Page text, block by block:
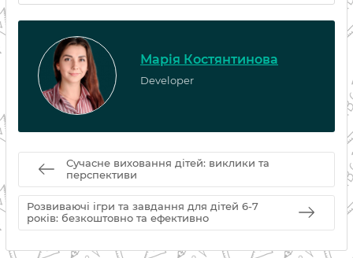
Марія Костянтинова
Developer
Сучасне виховання дітей: виклики та
перспективи
Розвиваючі ігри та завдання для дітей 6-7
років: безкоштовно та ефективно